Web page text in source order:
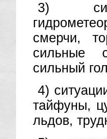
3)
смерчи,
сильные
сильный
4)
тайфуны,
льдов,